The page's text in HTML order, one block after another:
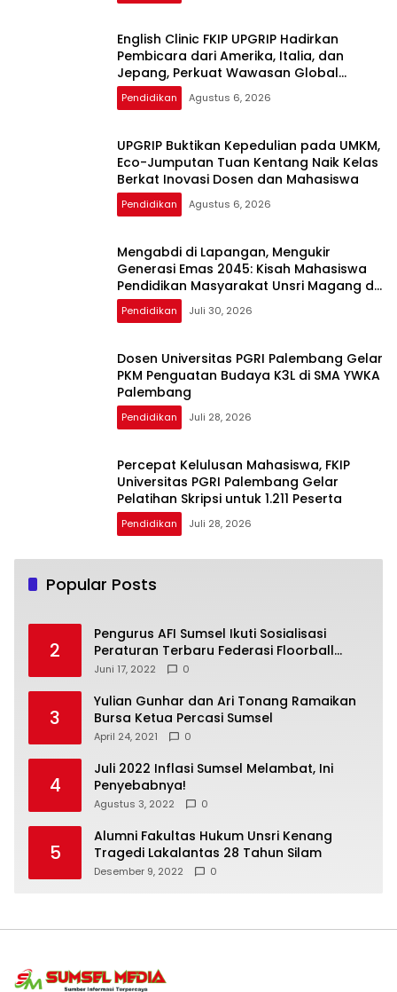
English Clinic FKIP UPGRIP Hadirkan
Pembicara dari Amerika, Italia, dan
Jepang, Perkuat Wawasan Global
Mahasiswa
Pendidikan Agustus 6, 2026
UPGRIP Buktikan Kepedulian pada UMKM,
Eco-Jumputan Tuan Kentang Naik Kelas
Berkat Inovasi Dosen dan Mahasiswa
Pendidikan Agustus 6, 2026
Mengabdi di Lapangan, Mengukir
Generasi Emas 2045: Kisah Mahasiswa
Pendidikan Masyarakat Unsri Magang di
PLN UP3 Ogan Ilir
Pendidikan Juli 30, 2026
Dosen Universitas PGRI Palembang Gelar
PKM Penguatan Budaya K3L di SMA YWKA
Palembang
Pendidikan Juli 28, 2026
Percepat Kelulusan Mahasiswa, FKIP
Universitas PGRI Palembang Gelar
Pelatihan Skripsi untuk 1.211 Peserta
Pendidikan Juli 28, 2026
Popular Posts
2
Pengurus AFI Sumsel Ikuti Sosialisasi
Peraturan Terbaru Federasi Floorball
Internasional
Juni 17, 2022 0
3
Yulian Gunhar dan Ari Tonang Ramaikan
Bursa Ketua Percasi Sumsel
April 24, 2021 0
4
Juli 2022 Inflasi Sumsel Melambat, Ini
Penyebabnya!
Agustus 3, 2022 0
5
Alumni Fakultas Hukum Unsri Kenang
Tragedi Lakalantas 28 Tahun Silam
Desember 9, 2022 0